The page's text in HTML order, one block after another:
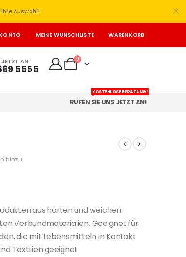
Auswahl!
MEINE WUNSCHLISTE WARENKORB
JETZT AN
5555
0
RUFEN SIE UNS JETZT AN!
KOSTENLOSE BERATUNG!
hinzu
aus harten und weichen
Verbundmaterialien. Geeignet für
die mit Lebensmitteln in Kontakt
Textilien geeignet